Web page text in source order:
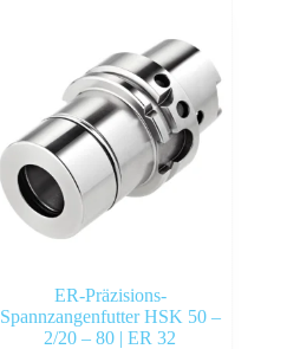
ER-Präzisions-
Spannzangenfutter HSK 50 –
2/20 – 80 | ER 32